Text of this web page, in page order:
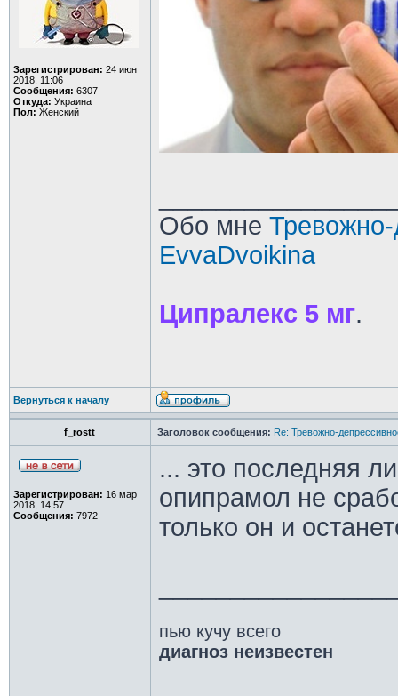
Зарегистрирован: 24 июн
2018, 11:06
Сообщения: 6307
Откуда: Украина
Пол: Женский
Обо мне Тревожно-
EvvaDvoikina
Ципралекс 5 мг.
Вернуться к началу
f_rostt Заголовок сообщения: Re: Тревожно-
Зарегистрирован: 16 мар
2018, 14:57
Сообщения: 7972
... это последняя
опипрамол не
только он и
пью кучу всего
диагноз неизвестен